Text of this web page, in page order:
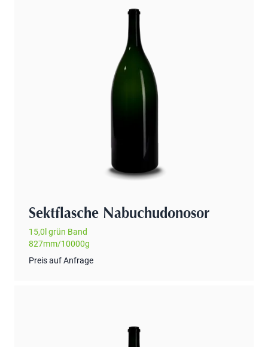
Sektflasche Nabuchudonosor
15,0l grün Band
827mm/10000g
Preis auf Anfrage